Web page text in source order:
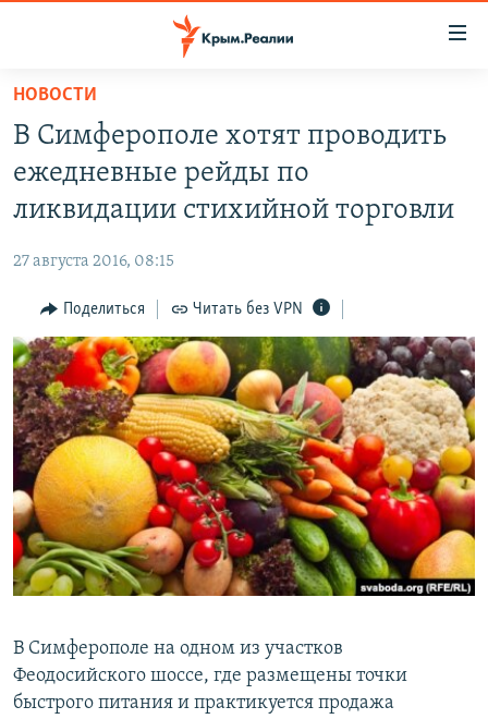
Вернуться
основному
содержанию
главной
навигации
Вернутся
поиску
НОВОСТИ
СПЕЦПРОЕКТЫ
11 ЛЕТ ОККУПАЦИИ КРЫМА. 11 ИСТОРИЙ СОПРОТИВЛЕНИЯ
ЕЩЕ
ИНТЕРАКТИВ
ИНФОГРАФИКА
ТЕЛЕПРОЕКТ КРЫМ.РЕАЛИИ
СОВЕТЫ ПРАВОЗАЩИТНИКОВ
ПРОПАВШИЕ БЕЗ ВЕСТИ
ПОБЕДИТЕЛЕЙ НЕ СУДЯТ?
КРЫМ.НЕПОКОРЕННЫЙ
ELIFBE
РАДІО СВОБОДА
КАК ОБОЙТИ БЛОКИРОВКУ
Українською
Qırımtatar
ПРИСОЕДИНЯЙТЕСЬ!
Все сайты RFE/RL
НОВОСТИ
В Симферополе хотят проводить
ежедневные рейды по
ликвидации стихийной торговли
27 августа 2016, 08:15
Поделиться Читать без VPN
В Симферополе на одном из участков
Феодосийского шоссе, где размещены точки
быстрого питания и практикуется продажа